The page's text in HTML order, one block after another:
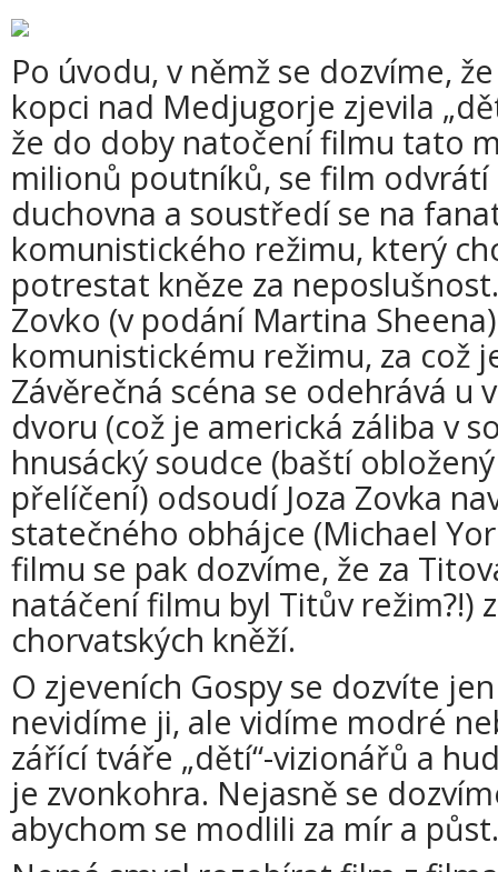
Po úvodu, v němž se dozvíme,
kopci nad Medjugorje zjevila
že do doby natočení filmu tato
milionů poutníků, se film
duchovna a soustředí se na
komunistického režimu, který
potrestat kněze za
Zovko (v podání Martina
komunistickému režimu, za což
Závěrečná scéna se odehrává u
dvoru (což je americká záliba v
hnusácký soudce (baští
přelíčení) odsoudí Joza Zovka
statečného obhájce (Michael
filmu se pak dozvíme, že za
natáčení filmu byl Titův režim?!)
chorvatských kněží.
O zjeveních Gospy se dozvíte
nevidíme ji, ale vidíme modré
zářící tváře „dětí“-vizionářů a
je zvonkohra. Nejasně se
abychom se modlili za mír a půst.